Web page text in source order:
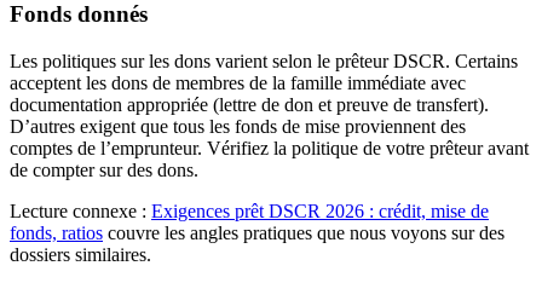
Fonds donnés
Les politiques sur les dons varient selon le prêteur DSCR. Certains
acceptent les dons de membres de la famille immédiate avec
documentation appropriée (lettre de don et preuve de transfert).
D’autres exigent que tous les fonds de mise proviennent des
comptes de l’emprunteur. Vérifiez la politique de votre prêteur avant
de compter sur des dons.
Lecture connexe : Exigences prêt DSCR 2026 : crédit, mise de
fonds, ratios couvre les angles pratiques que nous voyons sur des
dossiers similaires.